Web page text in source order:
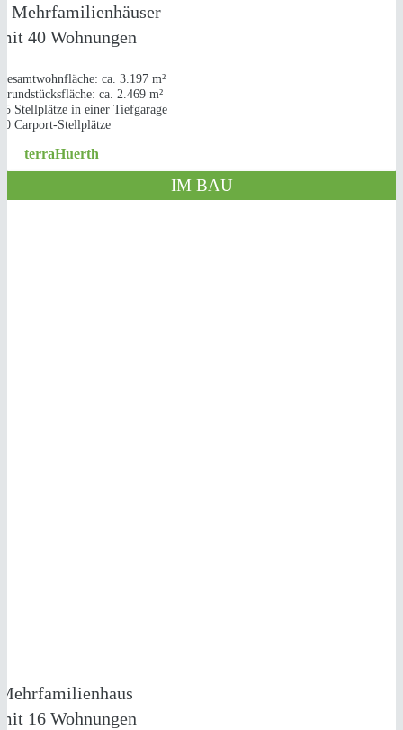
Mehrfamilienhäuser
40 Wohnungen
ca. 3.197 m²
ca. 2.469 m²
Stellplätze in einer Tiefgarage
Carport-Stellplätze
terraHuerth
IM BAU
16 Wohnungen